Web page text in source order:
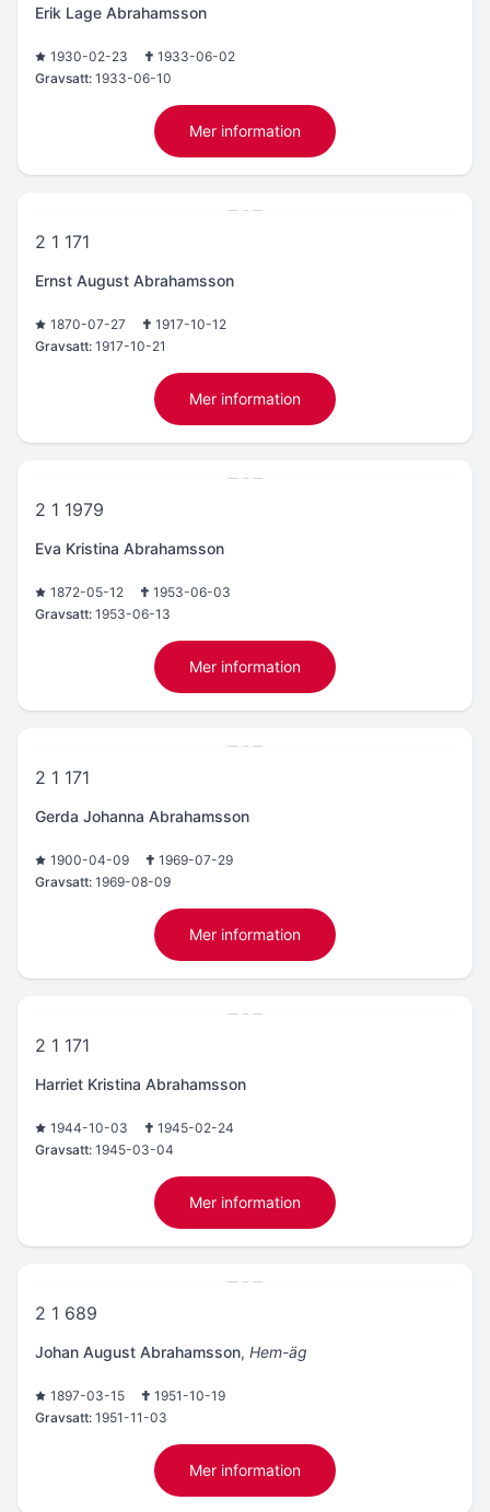
Erik Lage Abrahamsson
1930-02-23
1933-06-02
Gravsatt: 1933-06-10
Mer information
2 1 171
Ernst August Abrahamsson
1870-07-27
1917-10-12
Gravsatt: 1917-10-21
Mer information
2 1 1979
Eva Kristina Abrahamsson
1872-05-12
1953-06-03
Gravsatt: 1953-06-13
Mer information
2 1 171
Gerda Johanna Abrahamsson
1900-04-09
1969-07-29
Gravsatt: 1969-08-09
Mer information
2 1 171
Harriet Kristina Abrahamsson
1944-10-03
1945-02-24
Gravsatt: 1945-03-04
Mer information
2 1 689
Johan August Abrahamsson, Hem-äg
1897-03-15
1951-10-19
Gravsatt: 1951-11-03
Mer information